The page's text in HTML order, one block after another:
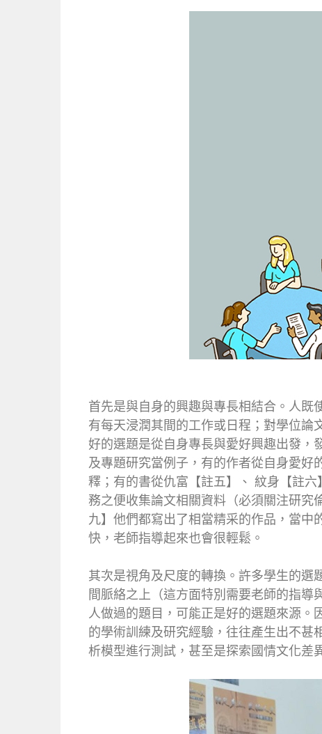
首先是與自身的興趣與專長相結合。人既
有每天浸潤其間的工作或日程；對學位論
好的選題是從自身專長與愛好興趣出發，
及專題研究當例子，有的作者從自身愛好
釋；有的書從仇富【註五】、 紋身【註
務之便收集論文相關資料（必須關注研究
九】他們都寫出了相當精采的作品，當中
快，老師指導起來也會很輕鬆。
其次是視角及尺度的轉換。許多學生的選
間脈絡之上（這方面特別需要老師的指
人做過的題目，可能正是好的選題來源。
的學術訓練及研究經驗，往往產生出不甚
析模型進行測試，甚至是探索國情文化差